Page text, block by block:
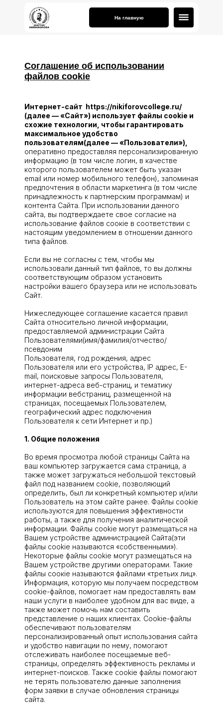
На главную
Соглашение об использовании
файлов cookie
Интернет-сайт https://nikiforovcollege.ru/
(далее — «Сайт») использует файлы сооkie и
схожие технологии, чтобы гарантировать
максимальное удобство
пользователям(далее — «Пользователи»),
оперативно предоставляя персонализированную
информацию (в том числе логин, в качестве
которого пользователем может быть указан
email или номер мобильного телефон), запоминая
предпочтения в области маркетинга (в том числе
принадлежность к партнерским программам) и
контента Сайта. При использовании данного
сайта, вы подтверждаете свое согласие на
использование файлов соокіе в соответствии с
настоящим уведомлением в отношении данного
типа файлов.
Если вы не согласны с тем, чтобы мы
использовали данный тип файлов, то вы должны
соответствующим образом установить
настройки вашего браузера или не использовать
Сайт.
Нижеследующее соглашение касается правил
Сайта относительно личной информации,
предоставляемой администрации Сайта
Пользователями(имя/фамилия/отчество/
псевдоним
Пользователя, год рождения, адрес
Пользователя или его устройства, IP адрес, E-
mail, поисковые запросы Пользователя,
интернет-адреса веб-страниц, и тематику
информации вебстраниц, размещенной на
страницах, посещаемых Пользователем,
географический адрес подключения
Пользователя к сети Интернет и пр.)
1. Общие положения
Во время просмотра любой страницы Сайта на
ваш компьютер загружается сама страница, а
также может загружаться небольшой текстовый
файл под названием сооkіе, позволяющий
определить, был ли конкретный компьютер и/или
Пользователь на этом сайте ранее. Файлы сооkiе
используются для повышения эффективности
работы, а также для получения аналитической
информации. Файлы cookie могут размещаться на
Вашем устройстве администрацией Сайта(эти
файлы сооkіе называются «собственными»).
Некоторые файлы cookie могут размещаться на
Вашем устройстве другими операторами. Такие
файлы соокіе называются файлами «третьих лиц».
Информация, которую мы получаем посредством
cookie-файлов, помогает нам предоставлять вам
наши услуги в наиболее удобном для вас виде, а
также может помочь нам составить
представление о наших клиентах. Cookie-файлы
обеспечивают пользователям
персонализированный опыт использования сайта
и удобство навигации по нему, помогают
отслеживать наиболее посещаемые веб-
страницы, определять эффективность рекламы и
интернет-поисков. Также сооkіе файлы помогают
не терять пользователю данные заполнения
форм заявки в случае обновления страницы
сайта.